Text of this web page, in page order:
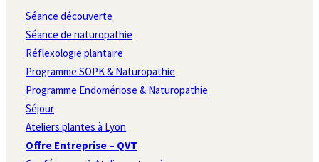
Séance découverte
Séance de naturopathie
Réflexologie plantaire
Programme SOPK & Naturopathie
Programme Endomériose & Naturopathie
Séjour
Ateliers plantes à Lyon
Offre Entreprise – QVT